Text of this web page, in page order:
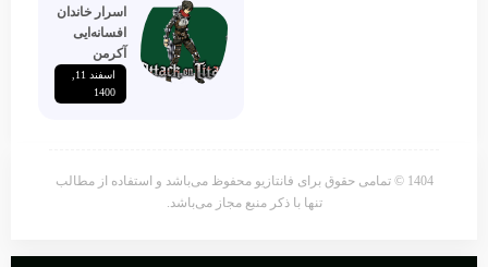
اسرار خاندان
افسانه‌ایی
آکرمن
1400
1404 © تمامی حقوق برای فانتازیو محفوظ می‌باشد و استفاده از مطالب
تنها با ذکر منبع مجاز می‌باشد.